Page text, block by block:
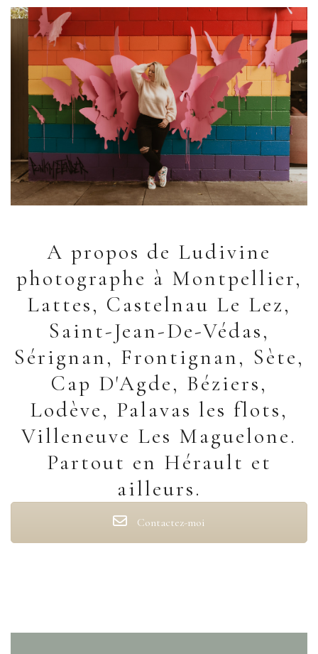
A propos de Ludivine
photographe à Montpellier,
Lattes, Castelnau Le Lez,
Saint-Jean-De-Védas,
Sérignan, Frontignan, Sète,
Cap D'Agde, Béziers,
Lodève, Palavas les flots,
Villeneuve Les Maguelone.
Partout en Hérault et
ailleurs.
Contactez-moi